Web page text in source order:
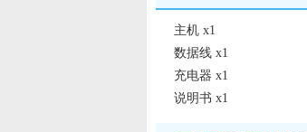
主机 x1
数据线 x1
充电器 x1
说明书 x1